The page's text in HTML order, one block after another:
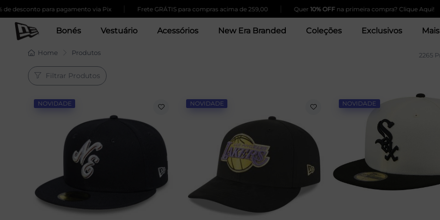
para pagamento via Pix | Frete GRÁTIS para compras acima de 259,00 | Quer 10% OFFna primeira compra? Clique Aqui! | 5%
Bonés Vestuário Acessórios New Era Branded Coleções Exclusivos
Home Produtos 2265
Filtrar Produtos
NOVIDADE NOVIDADE NOVIDADE